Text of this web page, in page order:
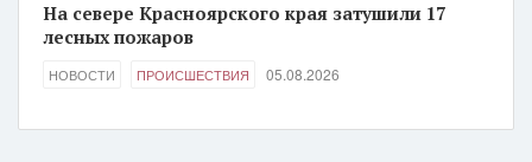
На севере Красноярского края затушили 17
лесных пожаров
НОВОСТИ ПРОИСШЕСТВИЯ 05.08.2026